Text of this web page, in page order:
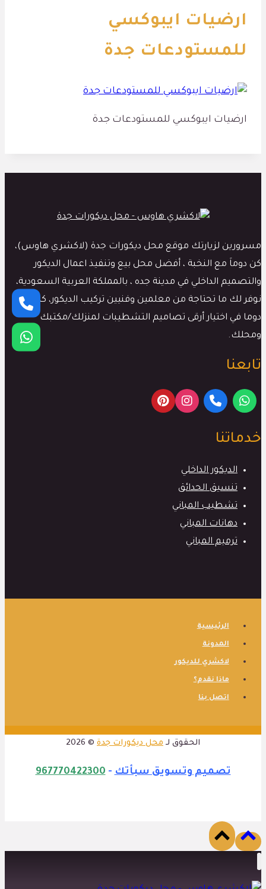
ارضيات ايبوكسي
للمستودعات جدة
ارضيات ايبوكسي للمستودعات جدة
مسرورين لزيارتك موقع محل ديكورات جدة (لاكشري هاوس)،
كن دوماَ مع النخبة ، أفضل محل بيع وتنفيذ اعمال الديكور
والتصميم الداخلي في مدينة جده ، بالمملكة العربية السعودية،
نوفر لك ما تحتاجة من معلمين وفنيين تركيب الديكور، كما نبدع
دوما في اختيار أرقى تصاميم التشطيبات لمنزلك/مكتبك
ومحلك.
تابعنا
خدماتنا
الديكور الداخلي
تنسيق الحدائق
تشطيب المباني
دهانات المباني
ترميم المباني
الرئيسية
المدونة
لاكشري للديكور
ماذا نقدم؟
اتصل بنا
الحقوق لـ محل ديكورات جدة © 2026
تصميم وتسويق سبأتك -
967770422300